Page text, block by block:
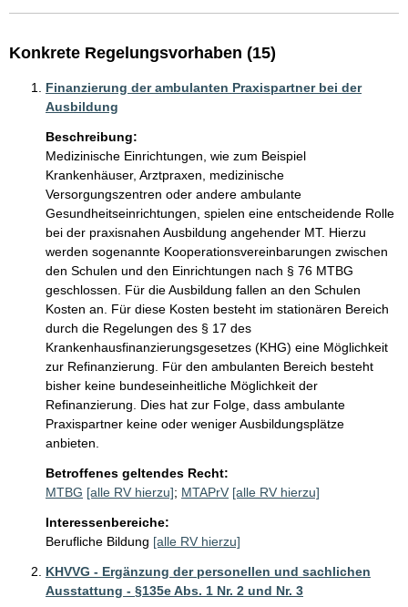
Konkrete Regelungsvorhaben (15)
Finanzierung der ambulanten Praxispartner bei der
Ausbildung
Beschreibung:
Medizinische Einrichtungen, wie zum Beispiel
Krankenhäuser, Arztpraxen, medizinische
Versorgungszentren oder andere ambulante
Gesundheitseinrichtungen, spielen eine entscheidende Rolle
bei der praxisnahen Ausbildung angehender MT. Hierzu
werden sogenannte Kooperationsvereinbarungen zwischen
den Schulen und den Einrichtungen nach § 76 MTBG
geschlossen. Für die Ausbildung fallen an den Schulen
Kosten an. Für diese Kosten besteht im stationären Bereich
durch die Regelungen des § 17 des
Krankenhausfinanzierungsgesetzes (KHG) eine Möglichkeit
zur Refinanzierung. Für den ambulanten Bereich besteht
bisher keine bundeseinheitliche Möglichkeit der
Refinanzierung. Dies hat zur Folge, dass ambulante
Praxispartner keine oder weniger Ausbildungsplätze
anbieten.
Betroffenes geltendes Recht:
MTBG [alle RV hierzu]; MTAPrV [alle RV hierzu]
Interessenbereiche:
Berufliche Bildung [alle RV hierzu]
KHVVG - Ergänzung der personellen und sachlichen
Ausstattung - §135e Abs. 1 Nr. 2 und Nr. 3